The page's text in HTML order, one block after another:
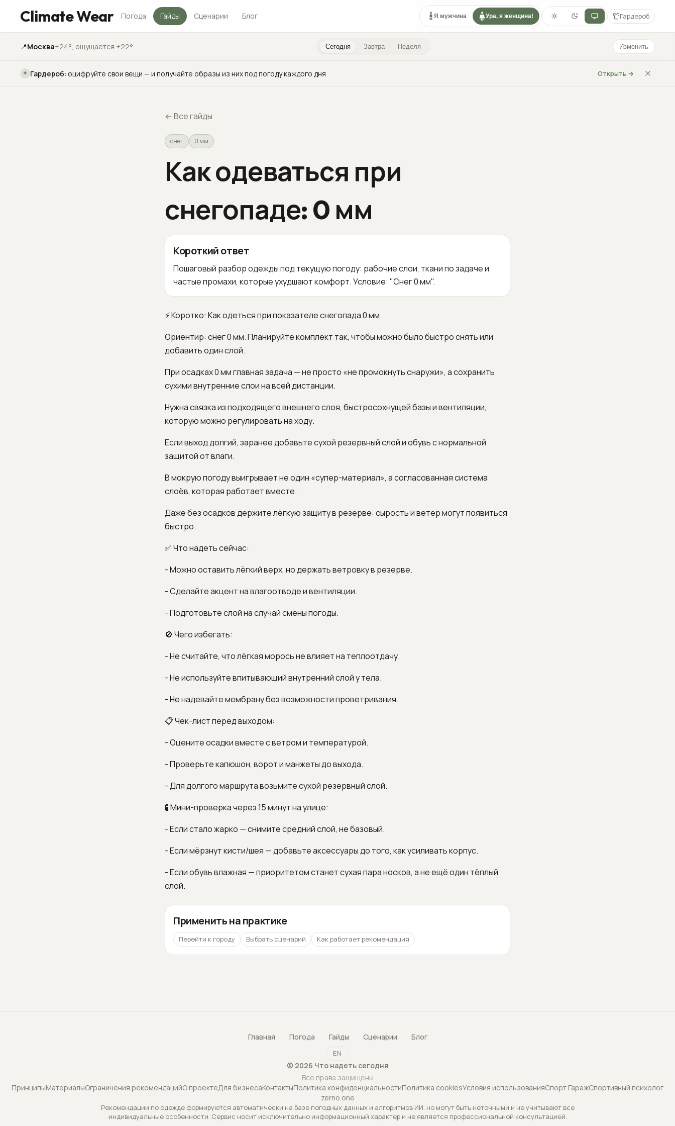
Climate Wear Погода Гайды Сценарии Блог Я мужчина Ура, я женщина! Гардероб
📍Москва+24°, ощущается +22° Сегодня Завтра Неделя Изменить
Гардероб: оцифруйте свои вещи — и получайте образы из них под погоду каждого дня Открыть →
←Все гайды
снег 0 мм
Как одеваться при
снегопаде: 0 мм
Короткий ответ
Пошаговый разбор одежды под текущую погоду: рабочие слои, ткани по задаче и
частые промахи, которые ухудшают комфорт. Условие: "Снег 0 мм".
⚡ Коротко: Как одеться при показателе снегопада 0 мм.
Ориентир: снег 0 мм. Планируйте комплект так, чтобы можно было быстро снять или
добавить один слой.
При осадках 0 мм главная задача — не просто «не промокнуть снаружи», а сохранить
сухими внутренние слои на всей дистанции.
Нужна связка из подходящего внешнего слоя, быстросохнущей базы и вентиляции,
которую можно регулировать на ходу.
Если выход долгий, заранее добавьте сухой резервный слой и обувь с нормальной
защитой от влаги.
В мокрую погоду выигрывает не один «супер-материал», а согласованная система
слоёв, которая работает вместе.
Даже без осадков держите лёгкую защиту в резерве: сырость и ветер могут появиться
быстро.
✅ Что надеть сейчас:
- Можно оставить лёгкий верх, но держать ветровку в резерве.
- Сделайте акцент на влагоотводе и вентиляции.
- Подготовьте слой на случай смены погоды.
🚫 Чего избегать:
- Не считайте, что лёгкая морось не влияет на теплоотдачу.
- Не используйте впитывающий внутренний слой у тела.
- Не надевайте мембрану без возможности проветривания.
📋 Чек-лист перед выходом:
- Оцените осадки вместе с ветром и температурой.
- Проверьте капюшон, ворот и манжеты до выхода.
- Для долгого маршрута возьмите сухой резервный слой.
🧪 Мини-проверка через 15 минут на улице:
- Если стало жарко — снимите средний слой, не базовый.
- Если мёрзнут кисти/шея — добавьте аксессуары до того, как усиливать корпус.
- Если обувь влажная — приоритетом станет сухая пара носков, а не ещё один тёплый
слой.
Применить на практике
Перейти к городу Выбрать сценарий Как работает рекомендация
Главная Погода Гайды Сценарии Блог
EN
© 2026 Что надеть сегодня
Все права защищены
ПринципыМатериалыОграничения рекомендацийО проектеДля бизнесаКонтактыПолитика конфиденциальностиПолитика cookiesУсловия использованияСпорт ГаражСпортивный психолог
zerno.one
Рекомендации по одежде формируются автоматически на базе погодных данных и алгоритмов ИИ, но могут быть неточными и не учитывают все
индивидуальные особенности. Сервис носит исключительно информационный характер и не является профессиональной консультацией.